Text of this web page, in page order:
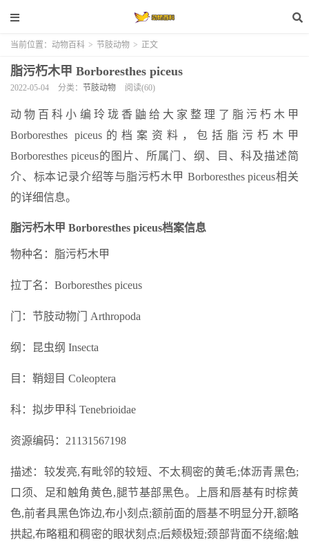
当前位置： 动物百科 > 节肢动物 > 正文
脂污朽木甲 Borboresthes piceus
2022-05-04 分类： 节肢动物 阅读(60)
动物百科小编玲珑香鼬给大家整理了脂污朽木甲
Borboresthes piceus的档案资料，包括脂污朽木甲
Borboresthes piceus的图片、所属门、纲、目、科及描述简
介、标本记录介绍等与脂污朽木甲 Borboresthes piceus相关
的详细信息。
脂污朽木甲 Borboresthes piceus档案信息
物种名：脂污朽木甲
拉丁名：Borboresthes piceus
门：节肢动物门 Arthropoda
纲：昆虫纲 Insecta
目：鞘翅目 Coleoptera
科：拟步甲科 Tenebrioidae
资源编码：21131567198
描述：较发亮,有毗邻的较短、不太稠密的黄毛;体沥青黑色;
口须、足和触角黄色,腿节基部黑色。上唇和唇基有时棕黄
色,前者具黑色饰边,布小刻点;额前面的唇基不明显分开,额略
拱起,布略粗和稠密的眼状刻点;后颊极短;颈部背面不绕缩;触